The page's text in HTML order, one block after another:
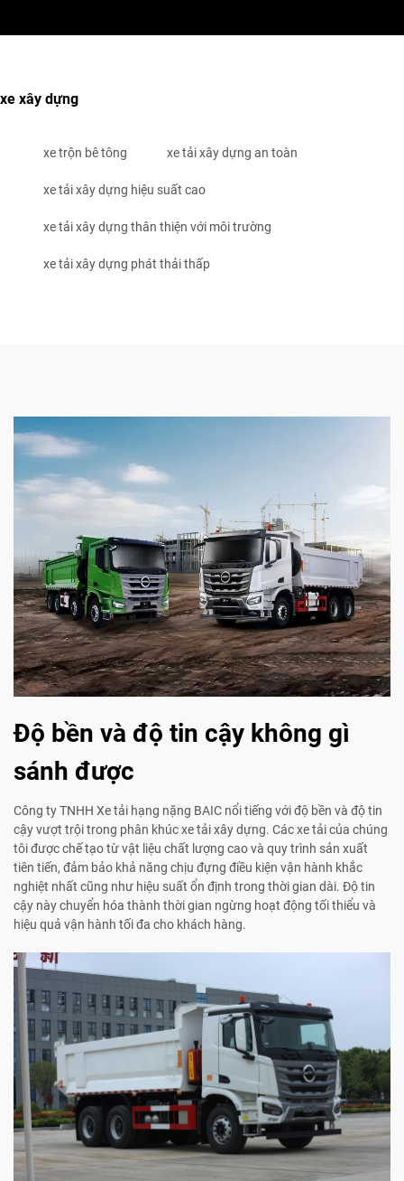
xe xây dựng
xe trộn bê tông xe tải xây dựng an toàn
xe tải xây dựng hiệu suất cao
xe tải xây dựng thân thiện với môi trường
xe tải xây dựng phát thải thấp
Độ bền và độ tin cậy không gì
sánh được
Công ty TNHH Xe tải hạng nặng BAIC nổi tiếng với độ bền và độ tin
cậy vượt trội trong phân khúc xe tải xây dựng. Các xe tải của chúng
tôi được chế tạo từ vật liệu chất lượng cao và quy trình sản xuất
tiên tiến, đảm bảo khả năng chịu đựng điều kiện vận hành khắc
nghiệt nhất cũng như hiệu suất ổn định trong thời gian dài. Độ tin
cậy này chuyển hóa thành thời gian ngừng hoạt động tối thiểu và
hiệu quả vận hành tối đa cho khách hàng.